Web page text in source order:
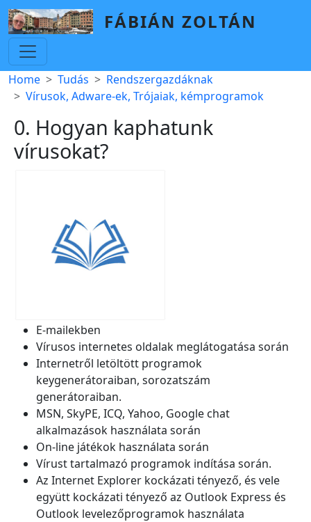
Skip to main content
FÁBIÁN ZOLTÁN
Breadcrumb
Home Tudás
Rendszergazdáknak
Vírusok, Adware-ek, Trójaiak, kémprogramok
0. Hogyan kaphatunk
vírusokat?
E-mailekben
Vírusos internetes oldalak meglátogatása során
Internetről letöltött programok
keygenerátoraiban, sorozatszám
generátoraiban.
MSN, SkyPE, ICQ, Yahoo, Google chat
alkalmazások használata során
On-line játékok használata során
Vírust tartalmazó programok indítása során.
Az Internet Explorer kockázati tényező, és vele
együtt kockázati tényező az Outlook Express és
Outlook levelezőprogramok használata